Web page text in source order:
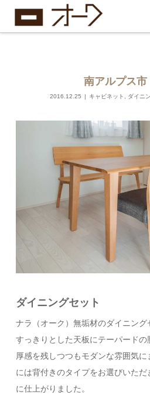
南アルプス
2016.12.25 キャビネット ダイニ
ダイニングセット
ナラ（オーク）無垢材のダイニング
すっきりとした天板にテーパード
厚感を残しつつもモダンな雰囲気
には背付きのタイプをお選びいた
に仕上がりました。